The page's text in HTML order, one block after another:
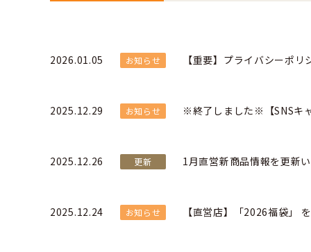
2026.01.05 お知らせ 【重要】プライバシーポ
2025.12.29 お知らせ ※終了しました※【SNSキ
2025.12.26 更新 1月直営新商品情報を更新
2025.12.24 お知らせ 【直営店】「2026福袋」